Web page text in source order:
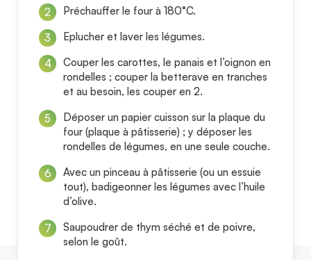
Préchauffer le four à 180°C.
Eplucher et laver les légumes.
Couper les carottes, le panais et l’oignon en
rondelles ; couper la betterave en tranches
et au besoin, les couper en 2.
Déposer un papier cuisson sur la plaque du
four (plaque à pâtisserie) ; y déposer les
rondelles de légumes, en une seule couche.
Avec un pinceau à pâtisserie (ou un essuie
tout), badigeonner les légumes avec l’huile
d’olive.
Saupoudrer de thym séché et de poivre,
selon le goût.